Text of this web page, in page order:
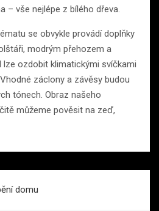
– vše nejlépe z bílého dřeva.
se obvykle provádí doplňky
modrým přehozem a
lze ozdobit klimatickými svíčkami
záclony a závěsy budou
tónech. Obraz našeho
můžeme pověsit na zeď,
domu